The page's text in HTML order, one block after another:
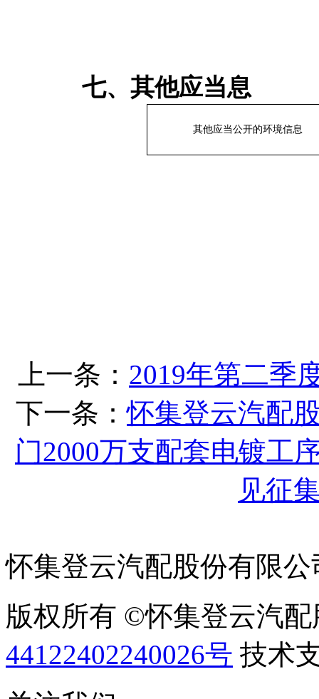
七、其他应当息
其他应当公开的环境信息
上一条： 2019年第二季
下一条：怀集登云汽配
门2000万支配套电镀工
见征
怀集登云汽配股份有限公
版权所有 ©怀集登云汽
44122402240026号 技术